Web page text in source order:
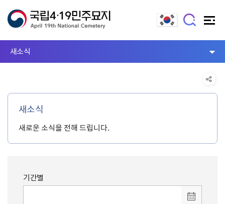
새소식
새소식
새로운 소식을 전해 드립니다.
기간별